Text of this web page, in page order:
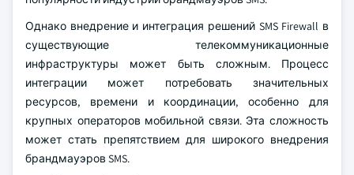
Однако внедрение и интеграция решений SMS Firewall в
существующие телекоммуникационные
инфраструктуры может быть сложным. Процесс
интеграции может потребовать значительных
ресурсов, времени и координации, особенно для
крупных операторов мобильной связи. Эта сложность
может стать препятствием для широкого внедрения
брандмауэров SMS.